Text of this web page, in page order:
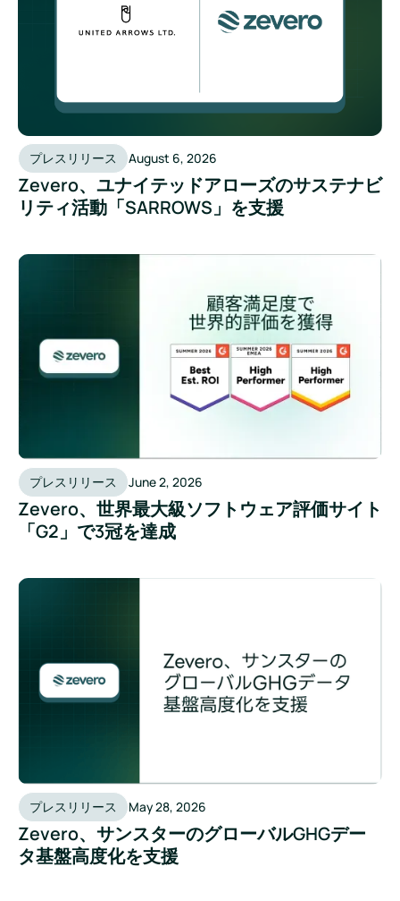
プレスリリース August 6, 2026
Zevero、ユナイテッドアローズのサステナビ
リティ活動「SARROWS」を支援
プレスリリース June 2, 2026
Zevero、世界最大級ソフトウェア評価サイト
「G2」で3冠を達成
プレスリリース May 28, 2026
Zevero、サンスターのグローバルGHGデー
タ基盤高度化を支援